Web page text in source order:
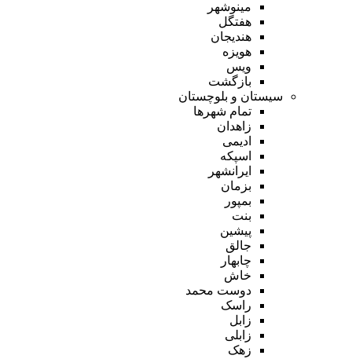
مینوشهر
هفتگل
هندیجان
هویزه
ویس
بازگشت
سیستان و بلوچستان
تمام شهر‌ها
زاهدان
ادیمی
اسپکه
ایرانشهر
بزمان
بمپور
بنت
پیشین
جالق
چابهار
خاش
دوست محمد
راسک
زابل
زابلی
زهک